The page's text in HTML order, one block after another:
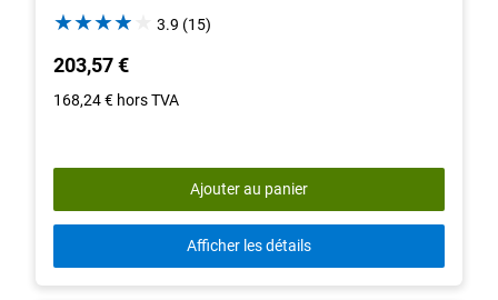
3.9 (15)
203,57 €
168,24 € hors TVA
Ajouter au panier
Afficher les détails